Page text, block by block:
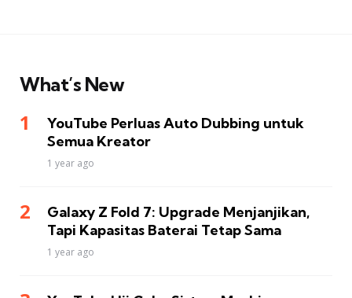
What’s New
YouTube Perluas Auto Dubbing untuk
Semua Kreator
1 year ago
Galaxy Z Fold 7: Upgrade Menjanjikan,
Tapi Kapasitas Baterai Tetap Sama
1 year ago